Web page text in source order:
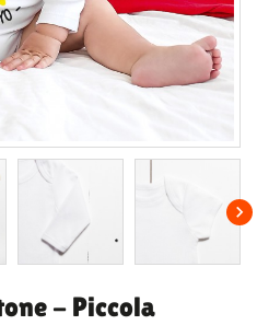

- Piccola